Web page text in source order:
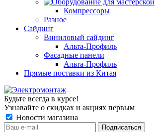
Компрессоры
Разное
Сайдинг
Виниловый сайдинг
Альта-Профиль
Фасадные панели
Альта-Профиль
Прямые поставки из Китая
Будьте всегда в курсе!
Узнавайте о скидках и акциях первым
Новости магазина